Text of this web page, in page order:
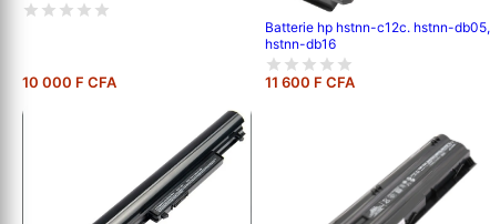
10 000 F CFA
Batterie hp hstnn-c12c. hstnn-db05,
hstnn-db16
11 600 F CFA